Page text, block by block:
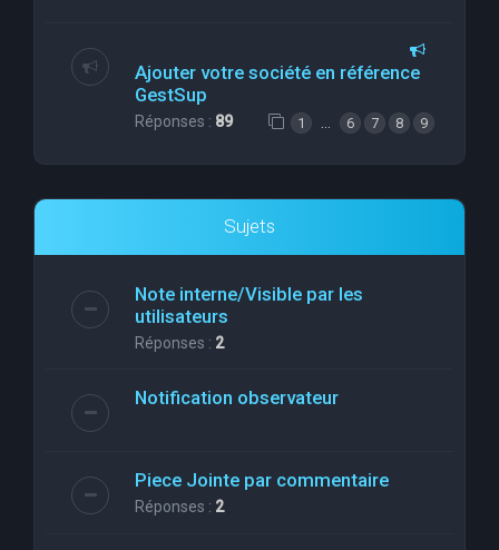
Ajouter votre société en référence
GestSup
Réponses : 89 1 … 6 7 8 9
Sujets
Note interne/Visible par les
utilisateurs
Réponses : 2
Notification observateur
Piece Jointe par commentaire
Réponses : 2